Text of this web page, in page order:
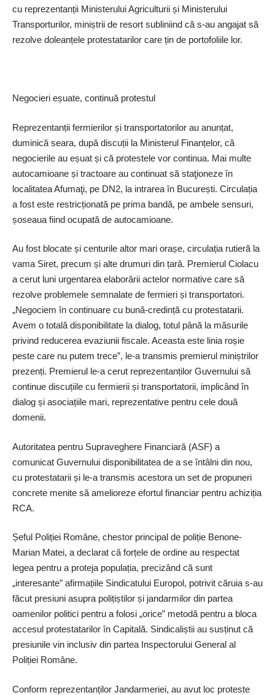
cu reprezentanții Ministerului Agriculturii și Ministerului
Transporturilor, miniștrii de resort subliniind că s-au angajat să
rezolve doleanțele protestatarilor care țin de portofoliile lor.
Negocieri eșuate, continuă protestul
Reprezentanții fermierilor și transportatorilor au anunțat,
duminică seara, după discuții la Ministerul Finanțelor, că
negocierile au eșuat și că protestele vor continua. Mai multe
autocamioane și tractoare au continuat să staţioneze în
localitatea Afumaţi, pe DN2, la intrarea în București. Circulația
a fost este restricționată pe prima bandă, pe ambele sensuri,
șoseaua fiind ocupată de autocamioane.
Au fost blocate și centurile altor mari orașe, circulația rutieră la
vama Siret, precum și alte drumuri din țară. Premierul Ciolacu
a cerut luni urgentarea elaborării actelor normative care să
rezolve problemele semnalate de fermieri și transportatori.
„Negociem în continuare cu bună-credință cu protestatarii.
Avem o totală disponibilitate la dialog, totul până la măsurile
privind reducerea evaziunii fiscale. Aceasta este linia roșie
peste care nu putem trece”, le-a transmis premierul miniștrilor
prezenți. Premierul le-a cerut reprezentanților Guvernului să
continue discuțiile cu fermierii și transportatorii, implicând în
dialog și asociațiile mari, reprezentative pentru cele două
domenii.
Autoritatea pentru Supraveghere Financiară (ASF) a
comunicat Guvernului disponibilitatea de a se întâlni din nou,
cu protestatarii și le-a transmis acestora un set de propuneri
concrete menite să amelioreze efortul financiar pentru achiziția
RCA.
Șeful Poliției Române, chestor principal de poliție ­Benone-
Marian Matei, a declarat că forțele de ordine au respectat
legea pentru a proteja populația, precizând că sunt
„interesante” afirmațiile Sindicatului Europol, potrivit căruia s-au
făcut presiuni asupra polițiștilor și jandarmilor din partea
oamenilor politici pentru a folosi „orice” metodă pentru a bloca
accesul protestatarilor în Capitală. Sindicaliștii au susținut că
presiunile vin inclusiv din partea Inspectorului General al
Poliției Române.
Conform reprezen­tanților Jandarmeriei, au avut loc proteste